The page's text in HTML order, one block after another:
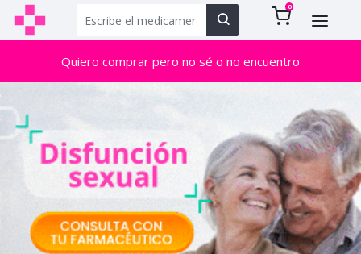
0
Quiero comprar pero no sé o no encuentro